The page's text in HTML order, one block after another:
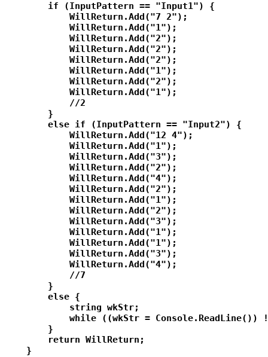
        if (InputPattern == "Input1") {
            WillReturn.Add("7 2");
            WillReturn.Add("1");
            WillReturn.Add("2");
            WillReturn.Add("2");
            WillReturn.Add("2");
            WillReturn.Add("1");
            WillReturn.Add("2");
            WillReturn.Add("1");
            //2
        }
        else if (InputPattern == "Input2") {
            WillReturn.Add("12 4");
            WillReturn.Add("1");
            WillReturn.Add("3");
            WillReturn.Add("2");
            WillReturn.Add("4");
            WillReturn.Add("2");
            WillReturn.Add("1");
            WillReturn.Add("2");
            WillReturn.Add("3");
            WillReturn.Add("1");
            WillReturn.Add("1");
            WillReturn.Add("3");
            WillReturn.Add("4");
            //7
        }
        else {
            string wkStr;
while ((wkStr = Console.ReadLine())
        }
        return WillReturn;
    }